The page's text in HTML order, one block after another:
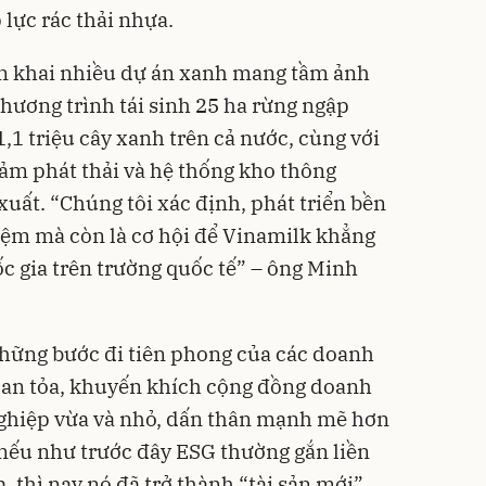
lực rác thải nhựa.
khai nhiều dự án xanh mang tầm ảnh
trình tái sinh 25 ha rừng ngập
triệu cây xanh trên cả nước, cùng với
phát thải và hệ thống kho thông
“Chúng tôi xác định, phát triển bền
mà còn là cơ hội để Vinamilk khẳng
gia trên trường quốc tế” – ông Minh
bước đi tiên phong của các doanh
tỏa, khuyến khích cộng đồng doanh
vừa và nhỏ, dấn thân mạnh mẽ hơn
như trước đây ESG thường gắn liền